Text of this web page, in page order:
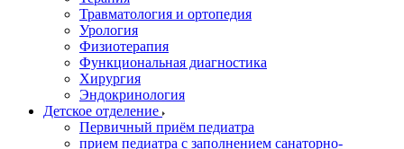
Травматология и ортопедия
Урология
Физиотерапия
Функциональная диагностика
Хирургия
Эндокринология
Детское отделение
Первичный приём педиатра
прием педиатра с заполнением санаторно-